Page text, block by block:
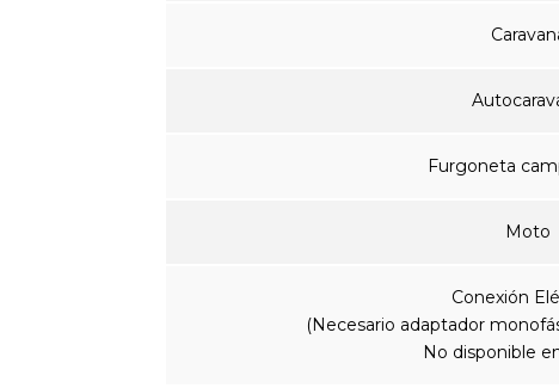
Furgoneta
Moto
Conexión
(Necesario adaptador
No disponible